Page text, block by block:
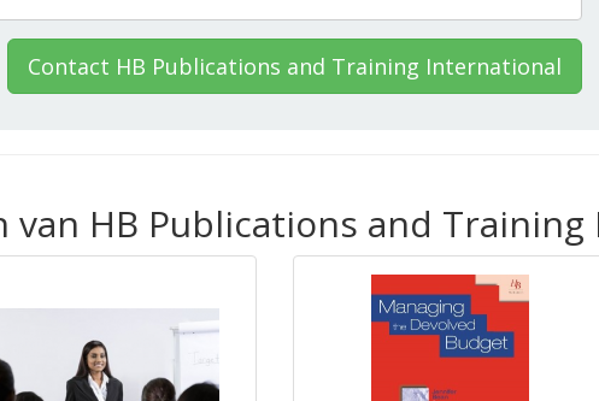
Contact HB Publications and Training International
HB Publications and